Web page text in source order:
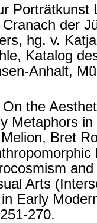
Porträtkunst
der
hg. v.
Katalog
Anhalt,
the
Metaphors
Bret
Arts
Early
270.